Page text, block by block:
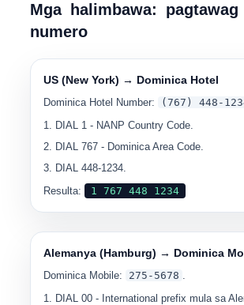
Mga halimbawa: pagtawag
numero
US (New York) → Dominica Hotel
Dominica Hotel Number: (767) 448-
DIAL 1 - NANP Country Code.
DIAL767 - Dominica Area Code.
DIAL448-1234.
Resulta:
1 767 448 1234
Alemanya (Hamburg) → Dominica
Dominica Mobile: 275-5678 .
DIAL00 - International prefix mula sa